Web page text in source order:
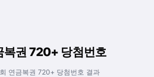
복권 720+ 당첨번호
연금복권 720+ 당첨번호 결과